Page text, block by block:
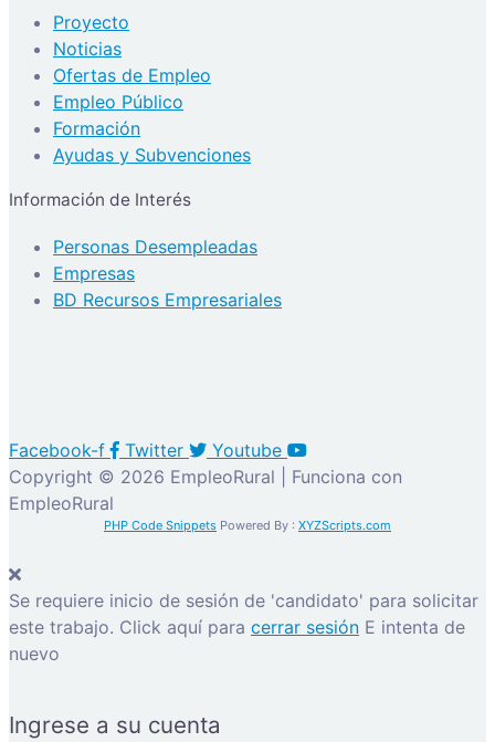
Proyecto
Noticias
Ofertas de Empleo
Empleo Público
Formación
Ayudas y Subvenciones
Información de Interés
Personas Desempleadas
Empresas
BD Recursos Empresariales
Facebook-f Twitter
Youtube
Copyright © 2026 EmpleoRural | Funciona con
EmpleoRural
PHP Code Snippets Powered By : XYZScripts.com
Se requiere inicio de sesión de 'candidato' para solicitar
este trabajo. Click aquí para cerrar sesión E intenta de
nuevo
Ingrese a su cuenta